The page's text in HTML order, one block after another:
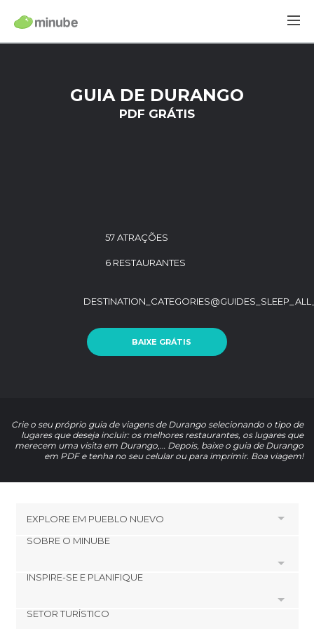
GUIA DE DURANGO
PDF GRÁTIS
57 ATRAÇÕES
6 RESTAURANTES
BAIXE GRÁTIS
Crie o seu próprio guia de viagens de Durango selecionando o tipo de
lugares que deseja incluir: os melhores restaurantes, os lugares que
merecem uma visita em Durango,… Depois, baixe o guia de Durango
em PDF e tenha no seu celular ou para imprimir. Boa viagem!
EXPLORE EM PUEBLO NUEVO
El Espinazo del Diablo
SOBRE O MINUBE
Cookies
Política de privacidade
INSPIRE-SE E PLANIFIQUE
footer@item_discovertips_anchor
SETOR TURÍSTICO